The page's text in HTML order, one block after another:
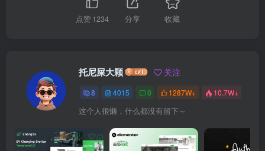
点赞1234 分享 收藏
托尼屎大颗 关注
8 4015 0 1287W+ 10.7W+
这个人很懒，什么都没有留下～